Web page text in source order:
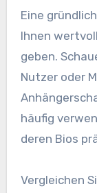
Eine
Ihnen
geben.
Nutzer oder
häufig
deren Bios
Vergleichen